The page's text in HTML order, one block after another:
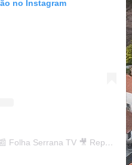
no Instagram
Uma publicação partilhada por 📰 Folha Serrana TV 🎥 Reportagens, notícias e curiosidades (@folhaserranatv)